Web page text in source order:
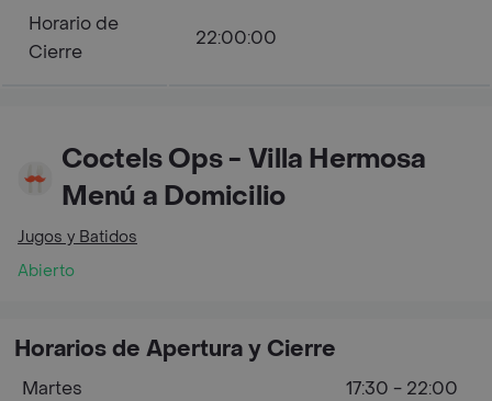
Horario de
Cierre
22:00:00
Coctels Ops - Villa Hermosa
Menú a Domicilio
Jugos y Batidos
Abierto
Horarios de Apertura y Cierre
Martes
17:30 - 22:00